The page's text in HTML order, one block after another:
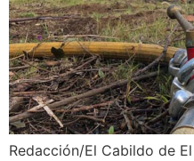
Redacción/El Cabildo de